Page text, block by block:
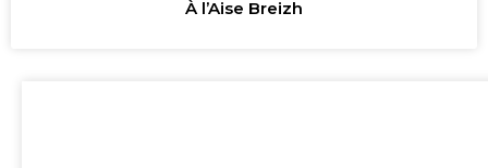
À l’Aise Breizh